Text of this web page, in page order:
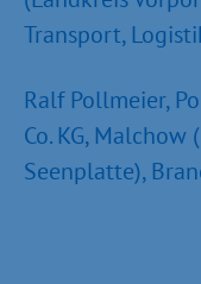
Transport,
Ralf Pollmeier,
Co. KG,
Seenplatte),